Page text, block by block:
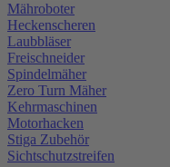
Mähroboter
Heckenscheren
Laubbläser
Freischneider
Spindelmäher
Zero Turn Mäher
Kehrmaschinen
Motorhacken
Stiga Zubehör
Sichtschutzstreifen